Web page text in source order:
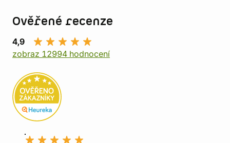
Ověřené recenze
4,9
zobraz 12994 hodnocení